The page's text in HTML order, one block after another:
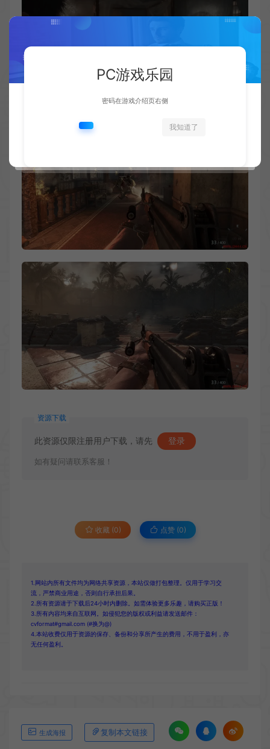
资源下载
此资源仅限注册用户下载，请先 登录
如有疑问请联系客服！
收藏 (0) 点赞 (0)
1.网站内所有文件均为网络共享资源，本站仅做打包整理。仅用于学习交
流，严禁商业用途，否则自行承担后果。
2.所有资源请于下载后24小时内删除。如需体验更多乐趣，请购买正版！
3.所有内容均来自互联网。如侵犯您的版权或利益请发送邮件：
cvformat#gmail.com (#换为@)
4.本站收费仅用于资源的保存、备份和分享所产生的费用，不用于盈利，亦
无任何盈利。
生成海报 复制本文链接
PC游戏乐园
密码在游戏介绍页右侧
我知道了